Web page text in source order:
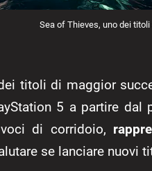
Sea of Thieves, uno dei
titoli di maggior
5 a partire dal
di corridoio,
se lanciare nuovi